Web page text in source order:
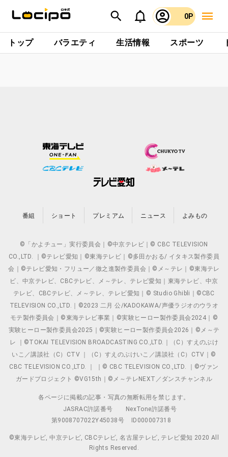
0P
トップ バラエティ 生活情報 スポーツ
番組 ショート プレミアム ニュース よみもの
©「かよチュー」実行委員会｜©中京テレビ｜© CBC TELEVISION
CO.,LTD. ｜©テレビ愛知｜©東海テレビ｜©多田かおる/ イタキス製作委員
会｜©テレビ愛知・フリュー／徹之進製作委員会｜©メ～テレ｜©東海テレ
ビ、中京テレビ、CBCテレビ、メ～テレ、テレビ愛知｜東海テレビ、中京
テレビ、CBCテレビ、メ～テレ、テレビ愛知｜© Studio Ghibli｜©CBC
TELEVISION CO.,LTD.｜©2023 二月 公/KADOKAWA/声優ラジオのウラオ
モテ製作委員会｜©東海テレビ事業｜©実験ヒーロー製作委員会2024｜©
実験ヒーロー製作委員会2025｜©実験ヒーロー製作委員会2026｜©メ～テ
レ ｜©TOKAI TELEVISION BROADCASTING CO.,LTD.｜（C）すえのぶけ
いこ／講談社（C）CTV ｜（C）すえのぶけいこ／講談社（C）CTV｜©
CBC TELEVISION CO.,LTD. ｜ ｜© CBC TELEVISION CO.,LTD. ｜©ヴァン
ガードプロジェクト ©VG15th｜©メ～テレNEXT／ダンスチャンネル
各ページに掲載の記事・写真の無断転用を禁じます。
JASRAC許諾番号
NexTone許諾番号
第9008707022Y45038号
ID000007318
©東海テレビ, 中京テレビ, CBCテレビ, 名古屋テレビ, テレビ愛知 2020 All
Rights Reserved.